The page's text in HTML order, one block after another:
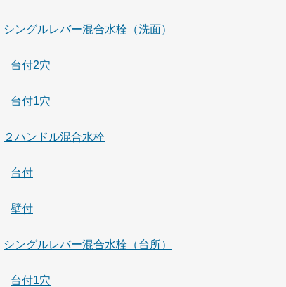
シングルレバー混合水栓（洗面）
台付2穴
台付1穴
２ハンドル混合水栓
台付
壁付
シングルレバー混合水栓（台所）
台付1穴